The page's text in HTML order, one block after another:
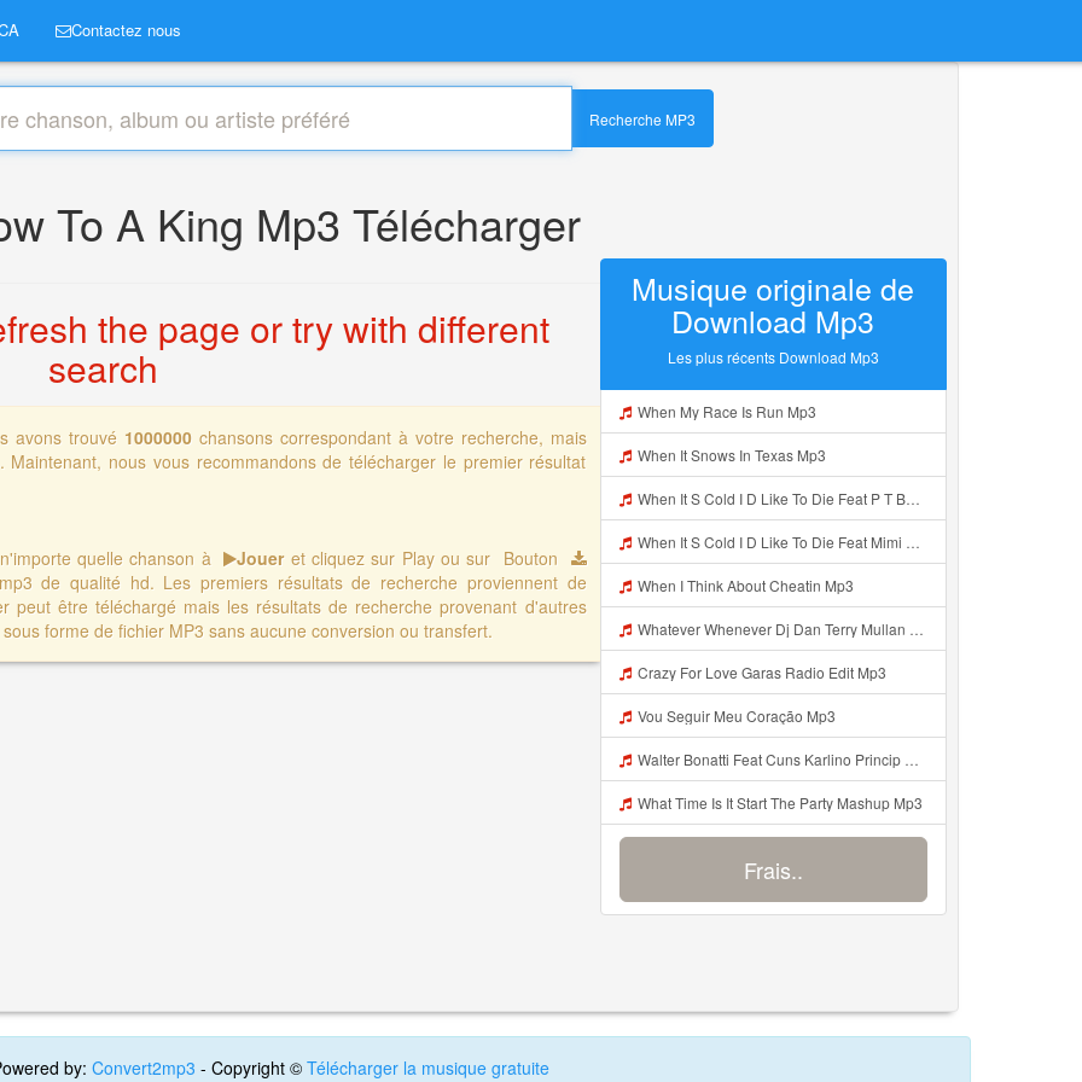
Contactez nous
Recherche MP3
To A King Mp3 Télécharger
the page or try with different
search
avons trouvé 1000000 chansons correspondant à votre recherche, mais
nous vous recommandons de télécharger le premier résultat
quelle chanson à Jouer et cliquez sur Play ou sur Bouton
de qualité hd. Les premiers résultats de recherche proviennent de
peut être téléchargé mais les résultats de recherche provenant d'autres
forme de fichier MP3 sans aucune conversion ou transfert.
Musique originale de
Download Mp3
Les plus récents Download Mp3
When My Race Is Run Mp3
When It Snows In Texas Mp3
When It S Cold I D Like To Die Feat P T Banks Resound Nyc Version Mp3
When It S Cold I D Like To Die Feat Mimi Goese Mp3
When I Think About Cheatin Mp3
Whatever Whenever Dj Dan Terry Mullan Bongorella Dub Mp3
Crazy For Love Garas Radio Edit Mp3
Vou Seguir Meu Coração Mp3
Walter Bonatti Feat Cuns Karlino Princip Mp3
What Time Is It Start The Party Mashup Mp3
Frais..
by: Convert2mp3 - Copyright © Télécharger la musique gratuite